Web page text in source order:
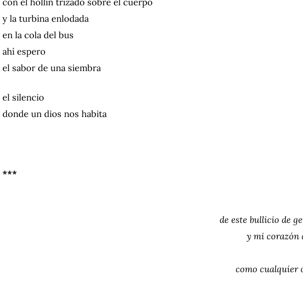
y la turbina enlodada
en la cola del bus
ahí espero
el sabor de una siembra
el silencio
donde un dios nos habita
***
de este bullicio de
y mi corazón
como cualquier